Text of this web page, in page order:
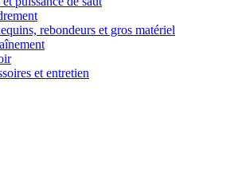
rebondeurs et gros matériel
et entretien